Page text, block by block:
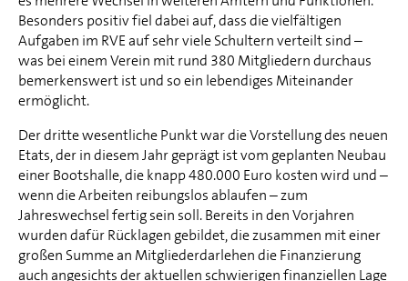
Besonders positiv fiel dabei auf, dass die vielfältigen
Aufgaben im RVE auf sehr viele Schultern verteilt sind –
was bei einem Verein mit rund 380 Mitgliedern durchaus
bemerkenswert ist und so ein lebendiges Miteinander
ermöglicht.
Der dritte wesentliche Punkt war die Vorstellung des neuen
Etats, der in diesem Jahr geprägt ist vom geplanten Neubau
einer Bootshalle, die knapp 480.000 Euro kosten wird und –
wenn die Arbeiten reibungslos ablaufen – zum
Jahreswechsel fertig sein soll. Bereits in den Vorjahren
wurden dafür Rücklagen gebildet, die zusammen mit einer
großen Summe an Mitgliederdarlehen die Finanzierung
auch angesichts der aktuellen schwierigen finanziellen Lage